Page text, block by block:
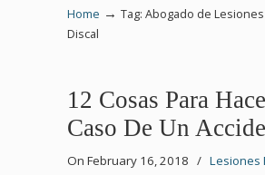
Home → Tag: Abogado de
Discal
12 Cosas Para
Caso De Un
On February 16, 2018 / Lesiones